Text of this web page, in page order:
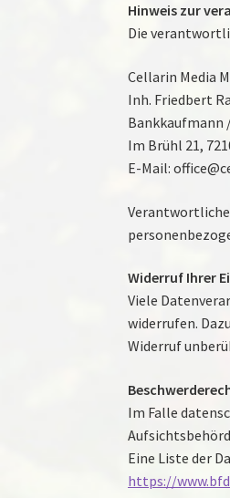
Hinweis zur
Die
Cellarin Media
Inh. Friedbert
Bankkaufmann
Im Brühl 21,
E-Mail:
Widerruf Ihrer
Viele
widerrufen.
Widerruf
Im Falle
Eine Liste der
https://